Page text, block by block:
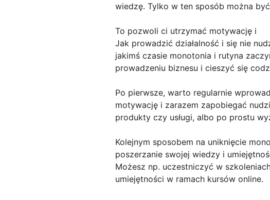
wiedzę. Tylko w ten sposób można
To pozwoli ci utrzymać motywację i
Jak prowadzić działalność i się nie
jakimś czasie monotonia i rutyna
prowadzeniu biznesu i cieszyć się
Po pierwsze, warto regularnie
motywację i zarazem zapobiegać
produkty czy usługi, albo po prostu
Kolejnym sposobem na uniknięcie
poszerzanie swojej wiedzy i
Możesz np. uczestniczyć w
umiejętności w ramach kursów online.